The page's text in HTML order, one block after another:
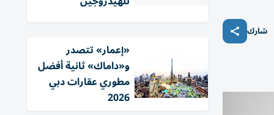
شارك
«إعمار» تتصدر
و«داماك» ثانية أفضل
مطوري عقارات دبي
2026